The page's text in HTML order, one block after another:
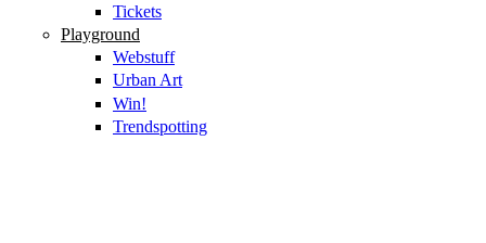
Tickets
Playground
Webstuff
Urban Art
Win!
Trendspotting